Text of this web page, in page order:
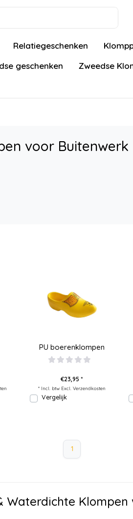
Relatiegeschenken
geschenken Zweedse
voor Buitenwerk
PU boerenklompen
€23,95 *
* Incl. btw Excl. Verzendkosten
Vergelijk
1
Waterdichte